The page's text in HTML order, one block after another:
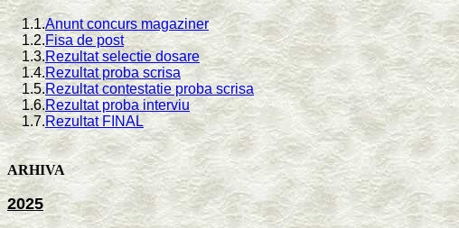
1.1.Anunt concurs magaziner
1.2.Fisa de post
1.3.Rezultat selectie dosare
1.4.Rezultat proba scrisa
1.5.Rezultat contestatie proba scrisa
1.6.Rezultat proba interviu
1.7.Rezultat FINAL
ARHIVA
2025